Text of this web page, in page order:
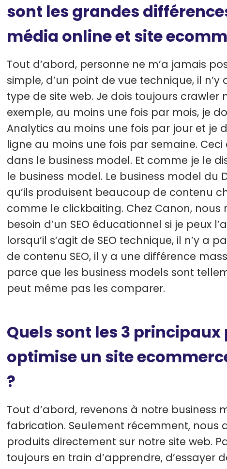
sont les grandes
média online et site
Tout d’abord, personne ne m’a jamais
simple, d’un point de vue technique, il
type de site web. Je dois toujours
exemple, au moins une fois par mois, je
Analytics au moins une fois par jour et je
ligne au moins une fois par semaine.
dans le business model. Et comme je le
le business model. Le business model du
qu’ils produisent beaucoup de contenu
comme le clickbaiting. Chez Canon,
besoin d’un SEO éducationnel si je peux
lorsqu’il s’agit de SEO technique, il n’y a
de contenu SEO, il y a une différence
parce que les business models sont
peut même pas les comparer.
Quels sont les 3
optimise un site
?
Tout d’abord, revenons à notre business
fabrication. Seulement récemment, nous
produits directement sur notre site web.
toujours en train d’apprendre, d’essayer